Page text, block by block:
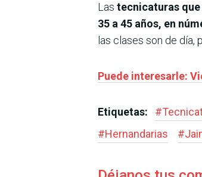
Las tecnicaturas que
35 a 45 años, en
las clases son de día,
Puede interesarle:
Etiquetas: #
#Hernandarias #